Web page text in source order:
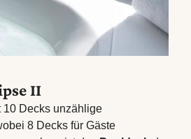
II
10 Decks unzählige
8 Decks für Gäste